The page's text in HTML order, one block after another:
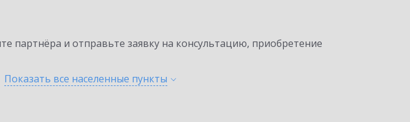
партнёра и отправьте заявку на консультацию, приобретение
Показать все населенные пункты